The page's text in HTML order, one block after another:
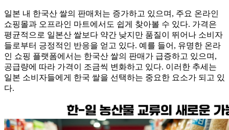
일본 내 한국산 쌀의 판매처는 증가하고 있으며, 주요 온라인
쇼핑몰과 오프라인 마트에서도 쉽게 찾아볼 수 있다. 가격은
평균적으로 일본산 쌀보다 약간 낮지만 품질이 뛰어나 소비자
들로부터 긍정적인 반응을 얻고 있다. 예를 들어, 유명한 온라
인 쇼핑 플랫폼에서는 한국산 쌀의 판매가 급증하고 있으며,
공급량에 따라 가격이 조금씩 변화하고 있다. 이러한 추세는
일본 소비자들에게 한국 쌀을 선택하는 중요한 요소가 되고 있
다.